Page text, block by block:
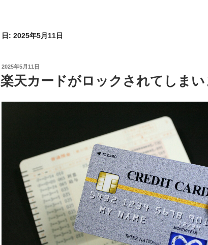
日: 2025年5月11日
投
稿
日:
2025年5月11日
楽天カードがロックされてしまい